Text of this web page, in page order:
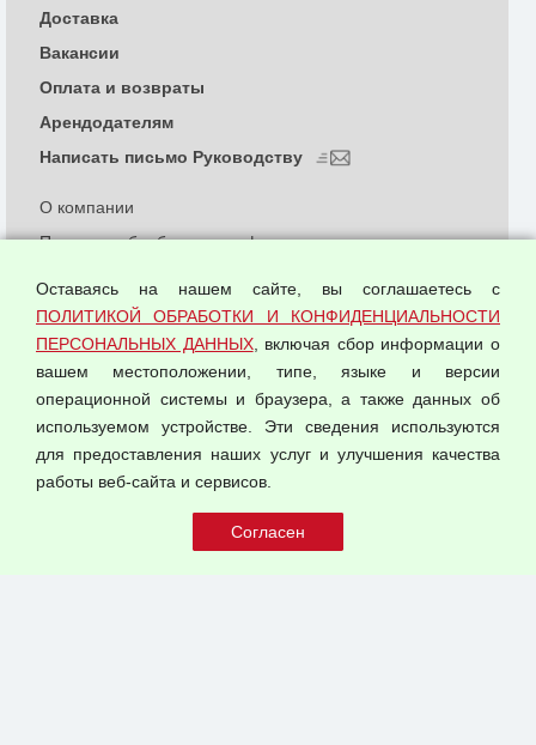
© 2026 ООО "Феникс"
О компании
Политика обработки и конфиденциальности
Согласием на обработку персональных данных
Оферта оптовой купли-продажи
Публичная оферта
Доставка
Вакансии
Оплата и возвраты
Арендодателям
Написать письмо Руководству
Оставаясь на нашем сайте, вы соглашаетесь с
ПОЛИТИКОЙ ОБРАБОТКИ И КОНФИДЕНЦИАЛЬНОСТИ
ПЕРСОНАЛЬНЫХ ДАННЫХ, включая сбор информации о
вашем местоположении, типе, языке и версии
операционной системы и браузера, а также данных об
используемом устройстве. Эти сведения используются
для предоставления наших услуг и улучшения качества
работы веб-сайта и сервисов.